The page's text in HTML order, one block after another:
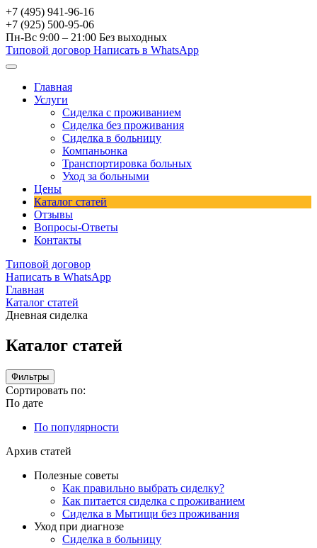
+7 (495) 941-96-16
+7 (925) 500-95-06
Пн-Вс 9:00 – 21:00 Без выходных
Типовой договор Написать в WhatsApp
Главная
Услуги
Сиделка с проживанием
Сиделка без проживания
Сиделка в больницу
Компаньонка
Транспортировка больных
Уход за больными
Цены
Каталог статей
Отзывы
Вопросы-Ответы
Контакты
Типовой договор
Написать в WhatsApp
Главная
Каталог статей
Дневная сиделка
Каталог статей
Фильтры
Сортировать по:
По дате
По популярности
Архив статей
Полезные советы
Как правильно выбрать сиделку?
Как питается сиделка с проживанием
Сиделка в Мытищи без проживания
Уход при диагнозе
Сиделка в больницу